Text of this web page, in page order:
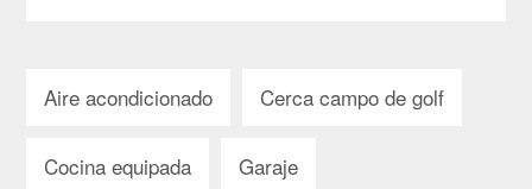
Aire acondicionado Cerca campo de golf
Cocina equipada Garaje